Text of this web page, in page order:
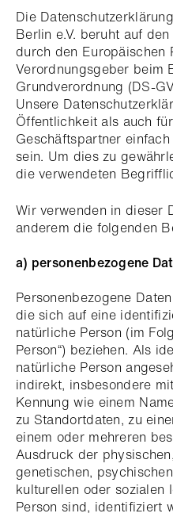
Die
Berlin e.V. beruht auf
durch den Europäischen
Verordnungsgeber beim
Grundverordnung (DS-
Unsere
Öffentlichkeit als auch
Geschäftspartner
sein. Um dies zu
die verwendeten
Wir verwenden in dieser
anderem die folgenden
a) personenbezogene
Personenbezogene
die sich auf eine
natürliche Person (im
Person“) beziehen. Als
natürliche Person
indirekt, insbesondere
Kennung wie einem
zu Standortdaten, zu
einem oder mehreren
Ausdruck der
genetischen,
kulturellen oder sozialen
Person sind, identifiziert